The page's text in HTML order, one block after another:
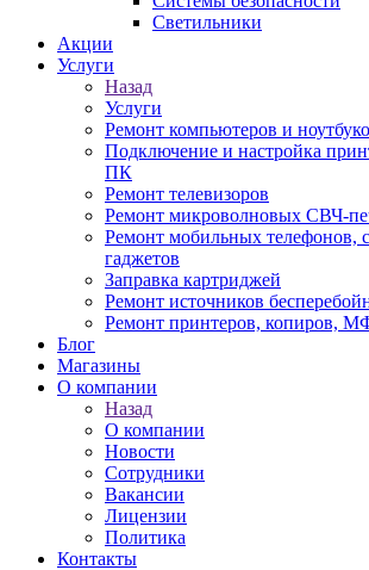
Светильники
Акции
Услуги
Назад
Услуги
Ремонт компьютеров и
Подключение и настройка
ПК
Ремонт телевизоров
Ремонт микроволновых СВЧ-
Ремонт мобильных телефонов,
гаджетов
Заправка картриджей
Ремонт источников
Ремонт принтеров, копиров,
Блог
Магазины
О компании
Назад
О компании
Новости
Сотрудники
Вакансии
Лицензии
Политика
Контакты